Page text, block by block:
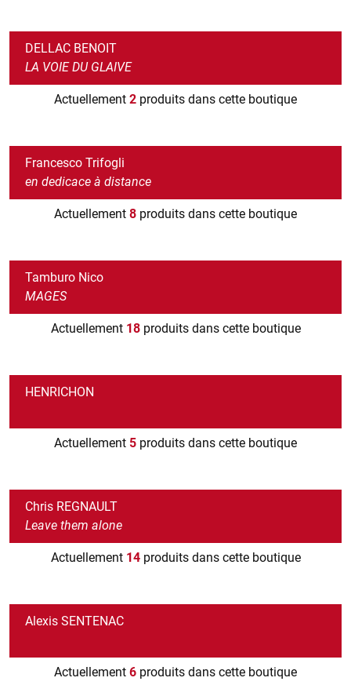
DELLAC BENOIT
LA VOIE DU GLAIVE
Actuellement 2 produits dans cette boutique
Francesco Trifogli
en dedicace à distance
Actuellement 8 produits dans cette boutique
Tamburo Nico
MAGES
Actuellement 18produits dans cette boutique
HENRICHON
Actuellement 5 produits dans cette boutique
Chris REGNAULT
Leave them alone
Actuellement 14produits dans cette boutique
Alexis SENTENAC
Actuellement 6 produits dans cette boutique